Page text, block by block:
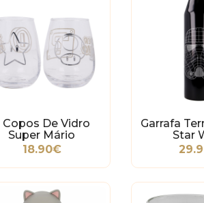
Copos De Vidro
Super Mário
18.90€
Garrafa
Star